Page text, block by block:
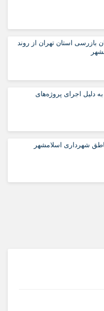
بازرسی استان تهران از روند
دلیل اجرای پروژه‌های
شهرداری اسلامشهر